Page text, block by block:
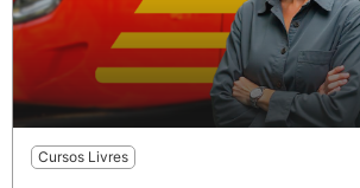
Cursos Livres